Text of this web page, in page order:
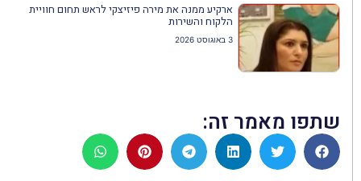
ארקיע ממנה את מירה פיזיצקי לראש תחום חוויית
הלקוח והשירות
3 באוגוסט 2026
שתפו מאמר זה: